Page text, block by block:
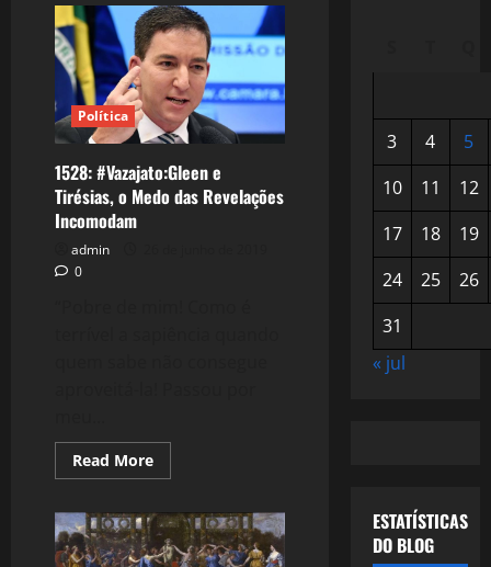
Política
1528: #Vazajato:Gleen e
Tirésias, o Medo das Revelações
Incomodam
admin
0
Read MoreRead
more
#Vazajato:Gleen
e
Tirésias,
3 4
5
10
11
12
17
18
19
24
25
26
31
« jul
ESTATÍSTICAS
DO BLOG